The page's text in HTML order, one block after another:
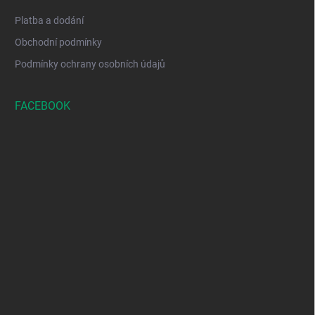
Platba a dodání
Obchodní podmínky
Podmínky ochrany osobních údajů
FACEBOOK